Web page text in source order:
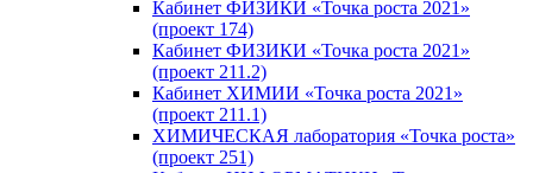
Кабинет ФИЗИКИ «Точка роста 2021»
(проект 174)
Кабинет ФИЗИКИ «Точка роста 2021»
(проект 211.2)
Кабинет ХИМИИ «Точка роста 2021»
(проект 211.1)
ХИМИЧЕСКАЯ лаборатория «Точка роста»
(проект 251)